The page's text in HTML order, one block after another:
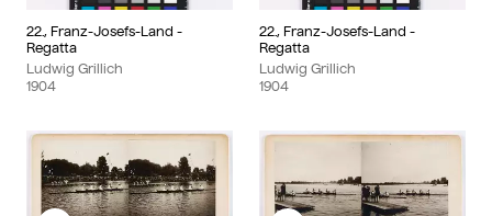
22., Franz-Josefs-Land -
Regatta
Ludwig Grillich
1904
22., Franz-Josefs-Land -
Regatta
Ludwig Grillich
1904